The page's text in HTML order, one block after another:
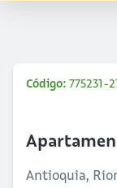
Código: 775231-
Antioquia,